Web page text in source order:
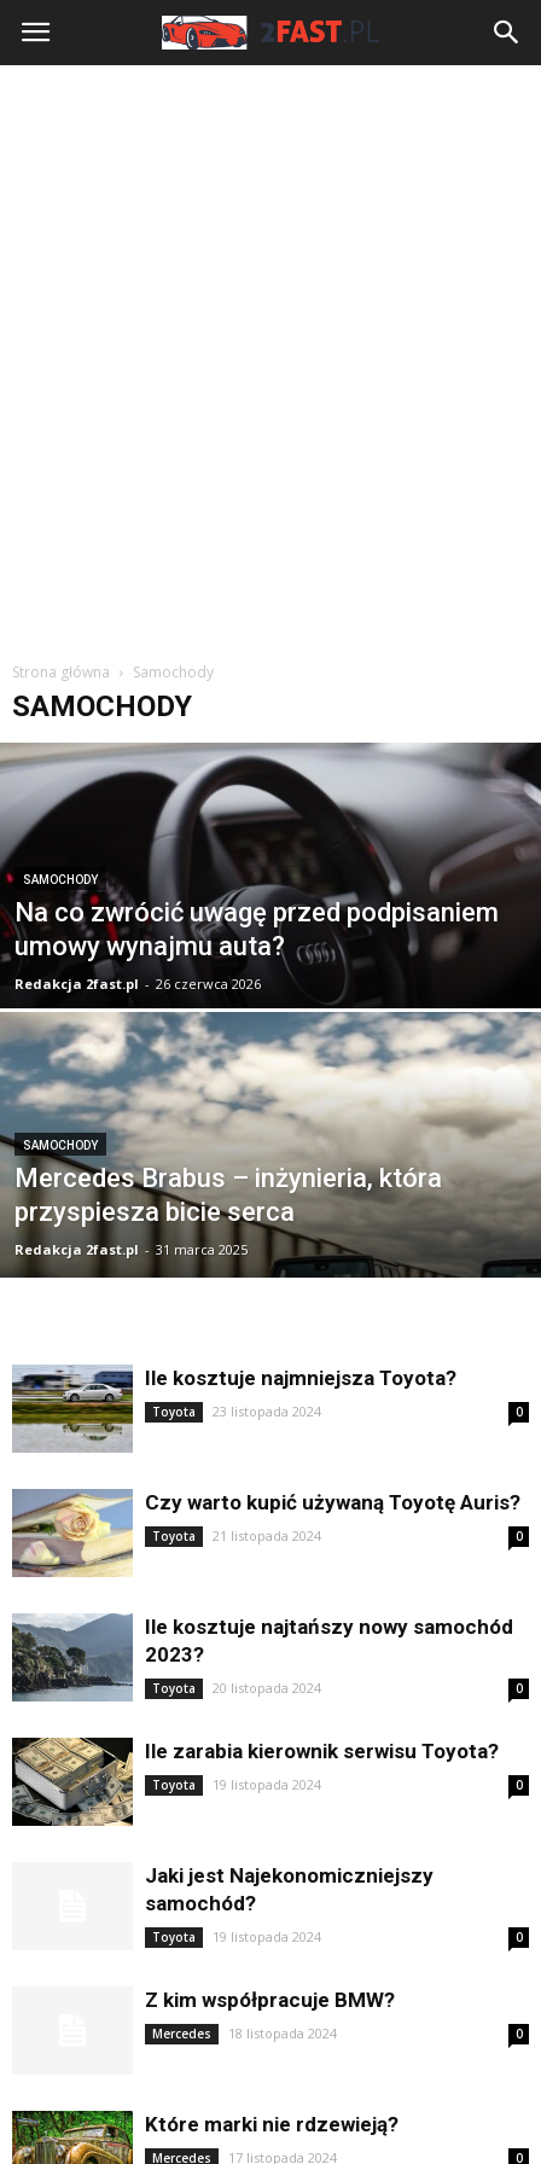
Strona główna Samochody
SAMOCHODY
SAMOCHODY
Na co zwrócić uwagę przed podpisaniem
umowy wynajmu auta?
Redakcja 2fast.pl - 26 czerwca 2026
SAMOCHODY
Mercedes Brabus – inżynieria, która
przyspiesza bicie serca
Redakcja 2fast.pl - 31 marca 2025
Ile kosztuje najmniejsza Toyota?
Toyota 23 listopada 2024 0
Czy warto kupić używaną Toyotę Auris?
Toyota 21 listopada 2024 0
Ile kosztuje najtańszy nowy samochód
2023?
Toyota 20 listopada 2024 0
Ile zarabia kierownik serwisu Toyota?
Toyota 19 listopada 2024 0
Jaki jest Najekonomiczniejszy
samochód?
Toyota 19 listopada 2024 0
Z kim współpracuje BMW?
Mercedes 18 listopada 2024 0
Które marki nie rdzewieją?
Mercedes 17 listopada 2024 0